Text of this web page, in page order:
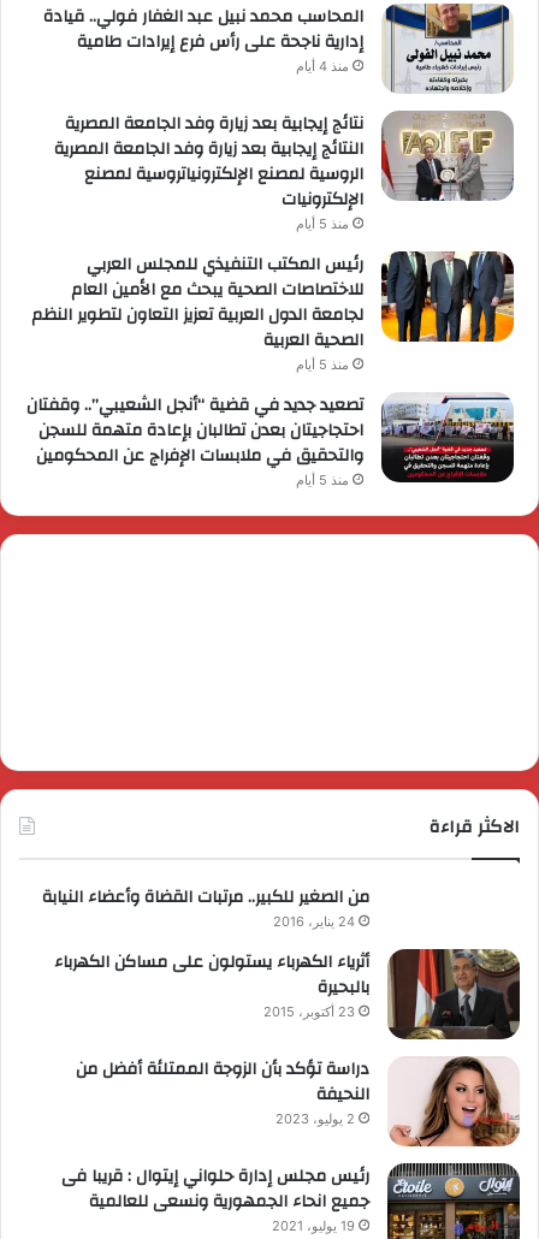
المحاسب محمد نبيل عبد الغفار فولي.. قيادة
إدارية ناجحة على رأس فرع إيرادات طامية
منذ 4 أيام
نتائج إيجابية بعد زيارة وفد الجامعة المصرية
النتائج إيجابية بعد زيارة وفد الجامعة المصرية
الروسية لمصنع الإلكترونياتروسية لمصنع
الإلكترونيات
منذ 5 أيام
رئيس المكتب التنفيذي للمجلس العربي
للاختصاصات الصحية يبحث مع الأمين العام
لجامعة الدول العربية تعزيز التعاون لتطوير النظم
الصحية العربية
منذ 5 أيام
تصعيد جديد في قضية “أنجل الشعيبي”.. وقفتان
احتجاجيتان بعدن تطالبان بإعادة متهمة للسجن
والتحقيق في ملابسات الإفراج عن المحكومين
منذ 5 أيام
الاكثر قراءة
من الصغير للكبير.. مرتبات القضاة وأعضاء النيابة
24 يناير، 2016
أثرياء الكهرباء يستولون على مساكن الكهرباء
بالبحيرة
23 أكتوبر، 2015
دراسة تؤكد بأن الزوجة الممتلئة أفضل من
النحيفة
2 يوليو، 2023
رئيس مجلس إدارة حلواني إيتوال : قريبا فى
جميع انحاء الجمهورية ونسعى للعالمية
19 يوليو، 2021